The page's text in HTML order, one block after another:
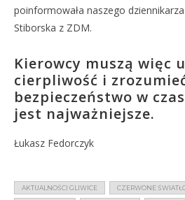
poinformowała naszego dziennikarza
Stiborska z ZDM.
Kierowcy muszą więc
cierpliwość i
bezpieczeństwo w
jest najważniejsze.
Łukasz Fedorczyk
AKTUALNOŚCI GLIWICE CZERWONE